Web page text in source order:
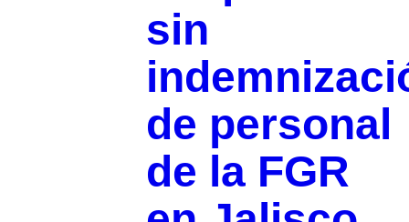
sin
de personal
de la FGR